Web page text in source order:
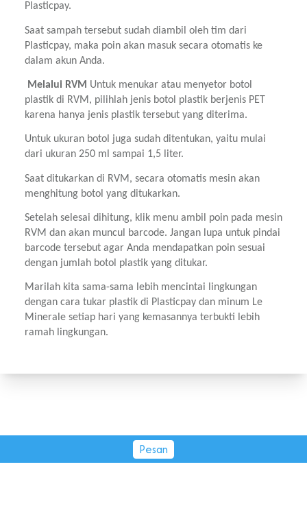
Plasticpay.
Saat sampah tersebut sudah diambil oleh tim dari
Plasticpay, maka poin akan masuk secara otomatis ke
dalam akun Anda.
Melalui RVM Untuk menukar atau menyetor botol
plastik di RVM, pilihlah jenis botol plastik berjenis PET
karena hanya jenis plastik tersebut yang diterima.
Untuk ukuran botol juga sudah ditentukan, yaitu mulai
dari ukuran 250 ml sampai 1,5 liter.
Saat ditukarkan di RVM, secara otomatis mesin akan
menghitung botol yang ditukarkan.
Setelah selesai dihitung, klik menu ambil poin pada mesin
RVM dan akan muncul barcode. Jangan lupa untuk pindai
barcode tersebut agar Anda mendapatkan poin sesuai
dengan jumlah botol plastik yang ditukar.
Marilah kita sama-sama lebih mencintai lingkungan
dengan cara tukar plastik di Plasticpay dan minum Le
Minerale setiap hari yang kemasannya terbukti lebih
ramah lingkungan.
Pesan